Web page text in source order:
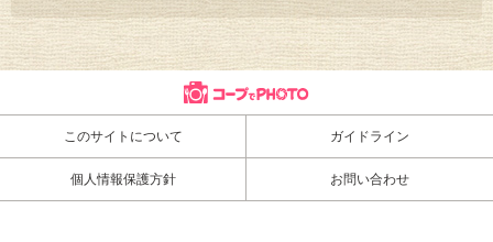
このサイトについて ガイドライン
個人情報保護方針 お問い合わせ